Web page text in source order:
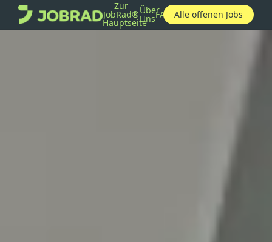
Zur
JobRad®
Hauptseite
Über
UnsFAQ Alle offenen Jobs